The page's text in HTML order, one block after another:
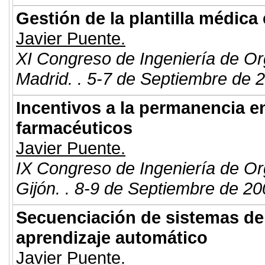
Gestión de la plantilla
Javier Puente.
XI Congreso de Ingeniería de
Madrid. . 5-7 de Septiembre de
Incentivos a la permanencia
farmacéuticos
Javier Puente.
IX Congreso de Ingeniería de
Gijón. . 8-9 de Septiembre de
Secuenciación de sistemas
aprendizaje automático
Javier Puente.